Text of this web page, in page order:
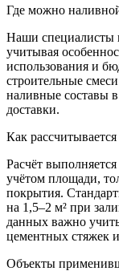
Где можно
Наши специалисты
учитывая
использования и
строительные
наливные составы
доставки.
Как
Расчёт
учётом площади,
покрытия.
на 1,5–2 м² при
данных важно
цементных стяжек
Объекты